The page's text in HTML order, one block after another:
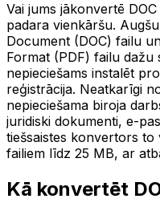
Vai jums jākonvertē
padara vienkāršu.
Document (DOC) failu
Format (PDF) failu
nepieciešams instalēt
reģistrācija. Neatkarīgi
nepieciešama biroja
juridiski dokumenti, e-
tiešsaistes konvertors to
failiem līdz 25 MB, ar
Kā konvertēt